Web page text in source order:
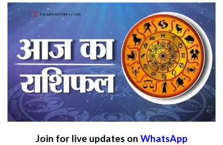
Join for live updates on WhatsApp